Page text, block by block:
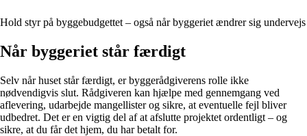
Hold styr på byggebudgettet – også når byggeriet ændrer sig undervejs
Når byggeriet står færdigt
Selv når huset står færdigt, er byggerådgiverens rolle ikke
nødvendigvis slut. Rådgiveren kan hjælpe med gennemgang ved
aflevering, udarbejde mangellister og sikre, at eventuelle fejl bliver
udbedret. Det er en vigtig del af at afslutte projektet ordentligt – og
sikre, at du får det hjem, du har betalt for.